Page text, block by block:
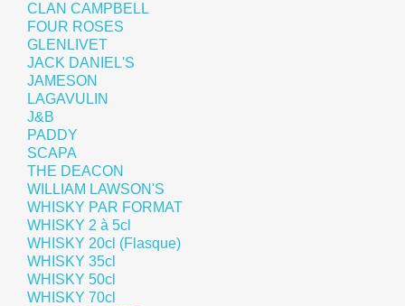
CLAN CAMPBELL
FOUR ROSES
GLENLIVET
JACK DANIEL'S
JAMESON
LAGAVULIN
J&B
PADDY
SCAPA
THE DEACON
WILLIAM LAWSON'S
WHISKY PAR FORMAT
WHISKY 2 à 5cl
WHISKY 20cl (Flasque)
WHISKY 35cl
WHISKY 50cl
WHISKY 70cl